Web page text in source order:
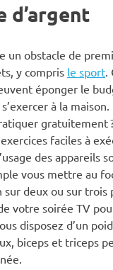
d’argent
un obstacle de
y compris le sport
éponger le
à la
gratuitement
faciles à
des appareils
vous mettre au
deux ou sur trois
votre soirée TV
disposez d’un
biceps et triceps